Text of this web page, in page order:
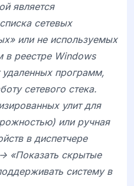
является
сетевых
или не используемых
в реестре Windows
удаленных программ,
сетевого стека.
улит для
или ручная
в диспетчере
«Показать скрытые
систему в